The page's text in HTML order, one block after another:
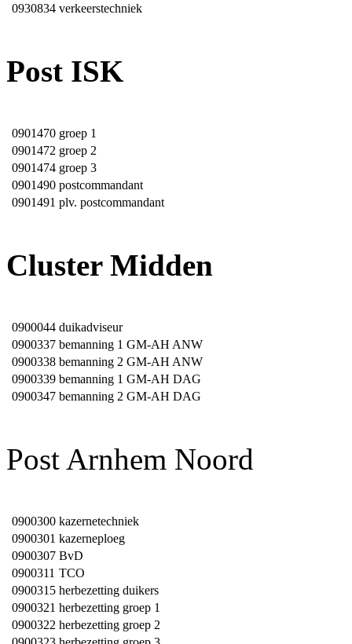
0930834 verkeerstechniek
Post ISK
0901470 groep 1
0901472 groep 2
0901474 groep 3
0901490 postcommandant
0901491 plv. postcommandant
Cluster Midden
0900044 duikadviseur
0900337 bemanning 1 GM-AH ANW
0900338 bemanning 2 GM-AH ANW
0900339 bemanning 1 GM-AH DAG
0900347 bemanning 2 GM-AH DAG
Post Arnhem Noord
0900300 kazernetechniek
0900301 kazerneploeg
0900307 BvD
0900311 TCO
0900315 herbezetting duikers
0900321 herbezetting groep 1
0900322 herbezetting groep 2